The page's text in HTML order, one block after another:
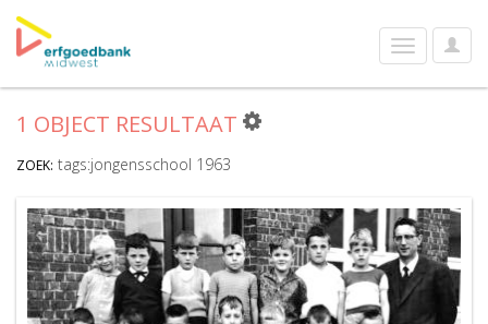
User
Toggle
navigation
1 OBJECT RESULTAAT
ZOEK: tags:jongensschool 1963